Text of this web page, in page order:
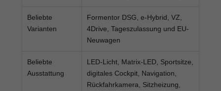
Beliebte
Varianten
Formentor DSG, e-Hybrid, VZ,
4Drive, Tageszulassung und EU-
Neuwagen
Beliebte
Ausstattung
LED-Licht, Matrix-LED, Sportsitze,
digitales Cockpit, Navigation,
Rückfahrkamera, Sitzheizung,